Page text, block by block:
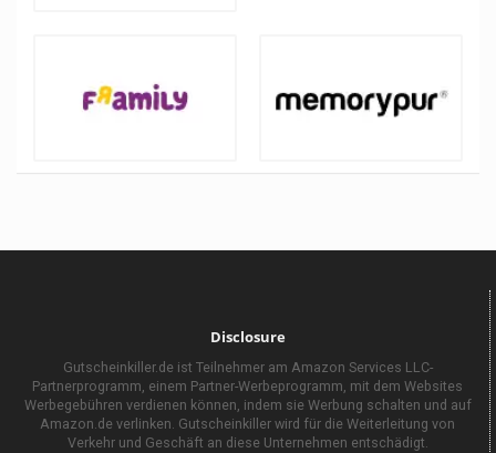
Disclosure
Gutscheinkiller.de ist Teilnehmer am Amazon Services LLC-
Partnerprogramm, einem Partner-Werbeprogramm, mit dem Websites
Werbegebühren verdienen können, indem sie Werbung schalten und auf
Amazon.de verlinken. Gutscheinkiller wird für die Weiterleitung von
Verkehr und Geschäft an diese Unternehmen entschädigt.